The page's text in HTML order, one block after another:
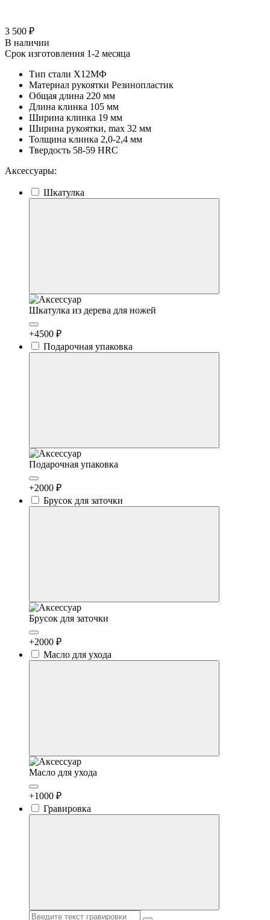
3 500 ₽
В наличии
Срок изготовления 1-2 месяца
Тип стали Х12МФ
Материал рукоятки Резинопластик
Общая длина 220 мм
Длина клинка 105 мм
Ширина клинка 19 мм
Ширина рукоятки, max 32 мм
Толщина клинка 2,0-2,4 мм
Твердость 58-59 HRC
Аксессуары:
Шкатулка
Шкатулка из дерева для ножей
+4500 ₽
Подарочная упаковка
Подарочная упаковка
+2000 ₽
Брусок для заточки
Брусок для заточки
+2000 ₽
Масло для ухода
Масло для ухода
+1000 ₽
Гравировка